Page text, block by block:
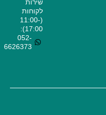
שירות
לקוחות
(11:00-
17:00):
052-
6626373